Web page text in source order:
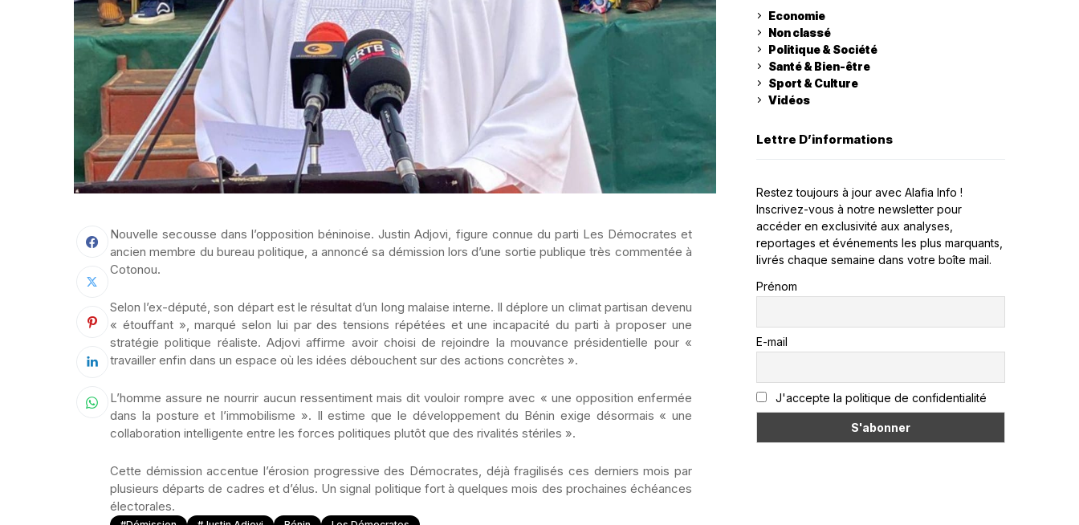
Nouvelle secousse dans l’opposition béninoise. Justin Adjovi, figure connue du parti Les Démocrates et
ancien membre du bureau politique, a annoncé sa démission lors d’une sortie publique très commentée à
Cotonou.
Selon l’ex-député, son départ est le résultat d’un long malaise interne. Il déplore un climat partisan devenu
« étouffant », marqué selon lui par des tensions répétées et une incapacité du parti à proposer une
stratégie politique réaliste. Adjovi affirme avoir choisi de rejoindre la mouvance présidentielle pour «
travailler enfin dans un espace où les idées débouchent sur des actions concrètes ».
L’homme assure ne nourrir aucun ressentiment mais dit vouloir rompre avec « une opposition enfermée
dans la posture et l’immobilisme ». Il estime que le développement du Bénin exige désormais « une
collaboration intelligente entre les forces politiques plutôt que des rivalités stériles ».
Cette démission accentue l’érosion progressive des Démocrates, déjà fragilisés ces derniers mois par
plusieurs départs de cadres et d’élus. Un signal politique fort à quelques mois des prochaines échéances
électorales.
Economie
Non classé
Politique & Société
Santé & Bien-être
Sport & Culture
Vidéos
Lettre D’informations
Restez toujours à jour avec Alafia Info !
Inscrivez-vous à notre newsletter pour
accéder en exclusivité aux analyses,
reportages et événements les plus marquants,
livrés chaque semaine dans votre boîte mail.
Prénom
E-mail
J'accepte la politique de confidentialité